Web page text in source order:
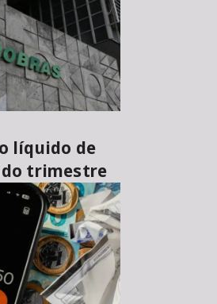
líquido de
trimestre